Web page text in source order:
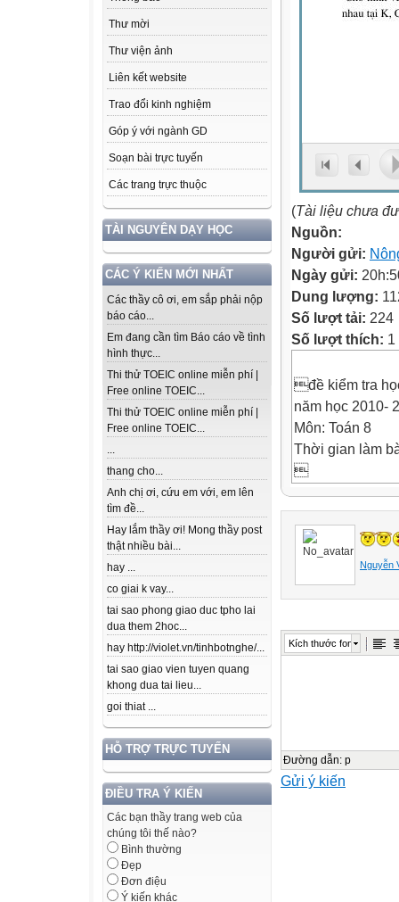
Thư mời
Thư viện ảnh
Liên kết website
Trao đổi kinh nghiệm
Góp ý với ngành GD
Soạn bài trực tuyến
Các trang trực thuộc
TÀI NGUYÊN DẠY HỌC
CÁC Ý KIẾN MỚI NHẤT
Các thầy cô ơi, em sắp phải nộp
báo cáo...
Em đang cần tìm Báo cáo về tình
hình thực...
Thi thử TOEIC online miễn phí |
Free online TOEIC...
Thi thử TOEIC online miễn phí |
Free online TOEIC...
...
thang cho...
Anh chị ơi, cứu em với, em lên
tìm đề...
Hay lắm thầy ơi! Mong thầy post
thật nhiều bài...
hay ...
co giai k vay...
tai sao phong giao duc tpho lai
dua them 2hoc...
hay http://violet.vn/tinhbotnghe/...
tai sao giao vien tuyen quang
khong dua tai lieu...
goi thiat ...
HỖ TRỢ TRỰC TUYẾN
ĐIỀU TRA Ý KIẾN
Các bạn thầy trang web của
chúng tôi thế nào?
Bình thường
Đẹp
Đơn điệu
Ý kiến khác
(Tài liệu chưa
Nguồn:
Người gửi:
Ngày gửi:
Dung lượng:
Số lượt tải: 224
Số lượt thích:
đề kiểm tra
năm học 2010-
Môn: Toán 8
Thời gian làm

Bài 1(2 điểm).
a, Phân tích đa
b, Cho đa thức
x=-1 thì đa thức
a/ Tìm giá trị
thêm 5 đơn vị
vị, ta vẫn được
b, Chứng minh
Nguyễn
Kích thước font
Đường dẫn: p
Gửi ý kiến